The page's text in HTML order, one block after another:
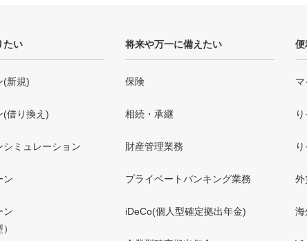
たい
(新規)
(借り換え)
シミュレーション
ン
ン
将来や万一に備えたい
保険
相続・承継
財産管理業務
プライベートバンキング業務
iDeCo(個人型確定拠出年金)
便
マ
外
海